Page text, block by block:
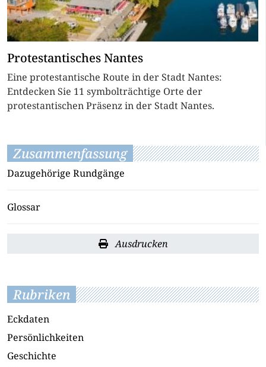
Protestantisches Nantes
Eine protestantische Route in der Stadt Nantes:
Entdecken Sie 11 symbolträchtige Orte der
protestantischen Präsenz in der Stadt Nantes.
Zusammenfassung
Dazugehörige Rundgänge
Glossar
Ausdrucken
Rubriken
Eckdaten
Persönlichkeiten
Geschichte